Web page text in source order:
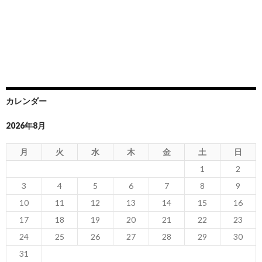
カレンダー
2026年8月
月 火 水 木 金 土
日
1
2
3
4 5 6 7 8
9
10
11 12 13 14 15
16
17
18 19 20 21 22
23
24
25 26 27 28 29
30
31